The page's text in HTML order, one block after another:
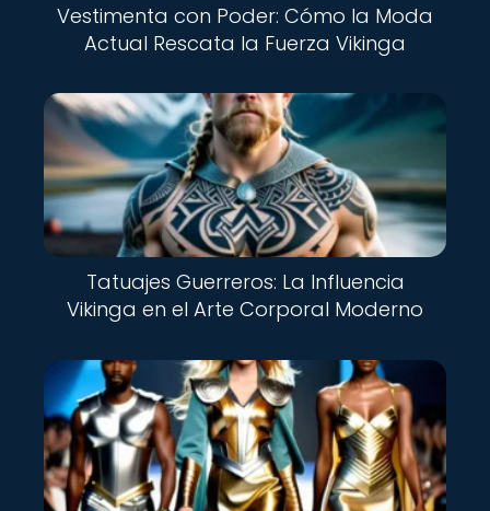
Vestimenta con Poder: Cómo la Moda
Actual Rescata la Fuerza Vikinga
Tatuajes Guerreros: La Influencia
Vikinga en el Arte Corporal Moderno